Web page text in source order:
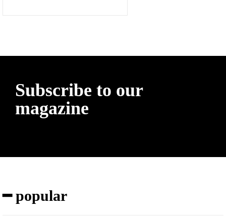
Subscribe to our
magazine
━ popular